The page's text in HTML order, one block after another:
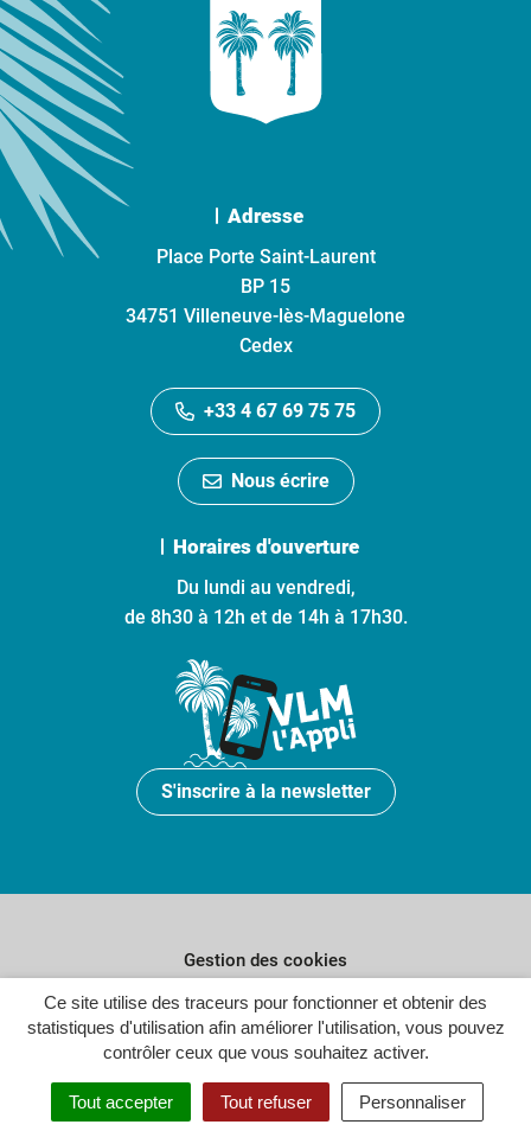
Ce site utilise des traceurs pour fonctionner et obtenir des
statistiques d'utilisation afin améliorer l'utilisation, vous pouvez
contrôler ceux que vous souhaitez activer.
Tout accepter Tout refuser Personnaliser
Adresse
Place Porte Saint-Laurent
BP 15
34751 Villeneuve-lès-Maguelone
Cedex
+33 4 67 69 75 75
Nous écrire
Horaires d'ouverture
Du lundi au vendredi,
de 8h30 à 12h et de 14h à 17h30.
S'inscrire à la newsletter
Gestion des cookies
Plan du site
Politique de confidentialité
Crédits